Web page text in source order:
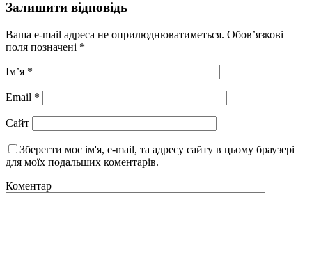
Залишити відповідь
Ваша e-mail адреса не оприлюднюватиметься. Обов’язкові
поля позначені *
Ім’я *
Email *
Сайт
Зберегти моє ім'я, e-mail, та адресу сайту в цьому браузері
для моїх подальших коментарів.
Коментар